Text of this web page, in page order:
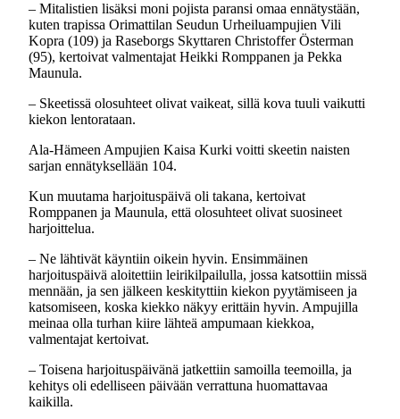
– Mitalistien lisäksi moni pojista paransi omaa ennätystään,
kuten trapissa Orimattilan Seudun Urheiluampujien Vili
Kopra (109) ja Raseborgs Skyttaren Christoffer Österman
(95), kertoivat valmentajat Heikki Romppanen ja Pekka
Maunula.
– Skeetissä olosuhteet olivat vaikeat, sillä kova tuuli vaikutti
kiekon lentorataan.
Ala-Hämeen Ampujien Kaisa Kurki voitti skeetin naisten
sarjan ennätyksellään 104.
Kun muutama harjoituspäivä oli takana, kertoivat
Romppanen ja Maunula, että olosuhteet olivat suosineet
harjoittelua.
– Ne lähtivät käyntiin oikein hyvin. Ensimmäinen
harjoituspäivä aloitettiin leirikilpailulla, jossa katsottiin missä
mennään, ja sen jälkeen keskityttiin kiekon pyytämiseen ja
katsomiseen, koska kiekko näkyy erittäin hyvin. Ampujilla
meinaa olla turhan kiire lähteä ampumaan kiekkoa,
valmentajat kertoivat.
– Toisena harjoituspäivänä jatkettiin samoilla teemoilla, ja
kehitys oli edelliseen päivään verrattuna huomattavaa
kaikilla.